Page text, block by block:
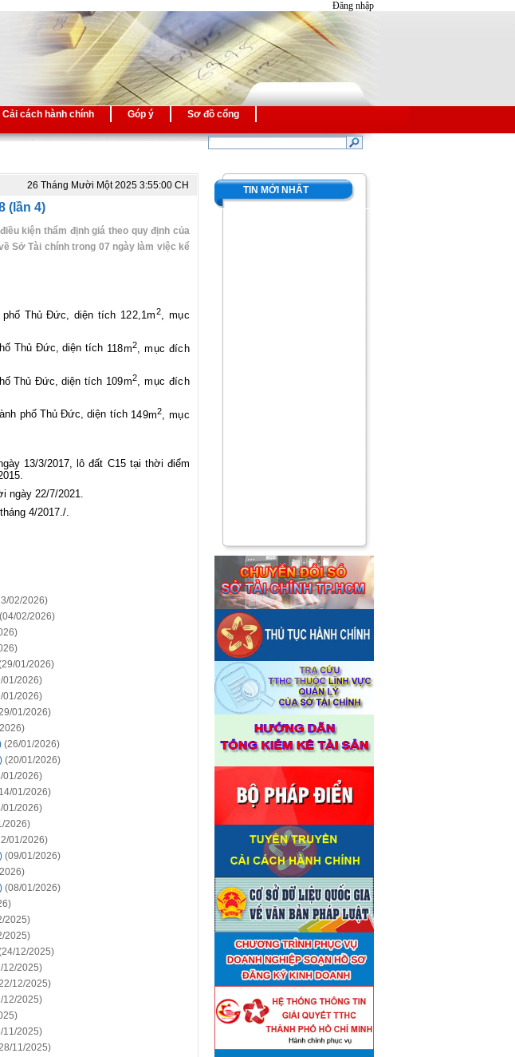
Đăng nhập
Cải cách hành chính Góp ý Sơ đồ cổng
26 Tháng Mười Một 2025 3:55:00 CH
(lần 4)
kiện thẩm định giá theo quy định của
Sở Tài chính trong 07 ngày làm việc kể
phố Thủ Đức, diện tích122,1m2, mục
Thủ Đức, diện tích118m2
, mục đích
Thủ Đức, diện tích 109m2, mục đích
phố Thủ Đức, diện tích149m2
, mục
13/3/2017, lô đất C15 tại thời điểm
ngày 22/7/2021.
4/2017./.
02/2026)
(04/02/2026)
01/2026)
01/2026)
01/2026)
01/2026)
(26/01/2026)
(20/01/2026)
01/2026)
01/2026)
01/2026)
2026)
01/2026)
(09/01/2026)
(08/01/2026)
2025)
2025)
12/2025)
12/2025)
12/2025)
12/2025)
11/2025)
11/2025)
TIN MỚI NHẤT